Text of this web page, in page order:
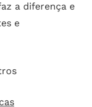
a diferença e
e